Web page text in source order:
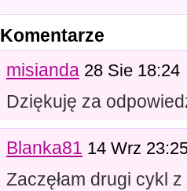
Komentarze
misianda 28 Sie 18:24
Dziękuję za
Blanka81 14 Wrz
Zaczęłam drugi cykl